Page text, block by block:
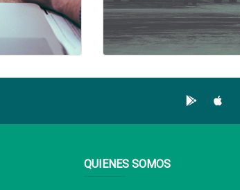
QUIENES SOMOS